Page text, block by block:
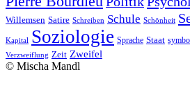
Willemsen Satire Schreiben Schule Schönheit
Kapital Soziologie Sprache Staat
Verzweiflung Zeit Zweifel
© Mischa Mandl